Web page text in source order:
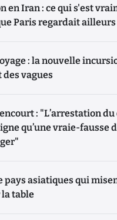
en Iran : ce qui s'est
Paris regardait ailleurs
: la nouvelle
vagues
: "L’arrestation du
qu’une vraie-fausse
pays asiatiques qui
table